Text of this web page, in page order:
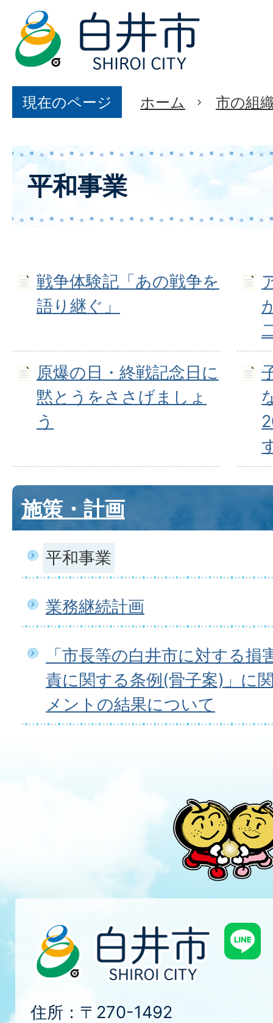
現在のページ ホーム 市の組
平和事業
戦争体験記「あの戦争を
語り継ぐ」
原爆の日・終戦記念日に
黙とうをささげましょ
う
施策・計画
平和事業
業務継続計画
「市長等の白井市に対する損
責に関する条例(骨子案)」に
メントの結果について
住所：〒270-1492